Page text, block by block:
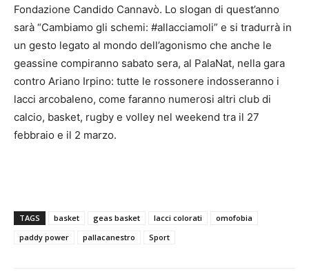
Fondazione Candido Cannavò. Lo slogan di quest’anno
sarà “Cambiamo gli schemi: #allacciamoli” e si tradurrà in
un gesto legato al mondo dell’agonismo che anche le
geassine compiranno sabato sera, al PalaNat, nella gara
contro Ariano Irpino: tutte le rossonere indosseranno i
lacci arcobaleno, come faranno numerosi altri club di
calcio, basket, rugby e volley nel weekend tra il 27
febbraio e il 2 marzo.
TAGS basket geas basket lacci colorati
omofobia
paddy power
pallacanestro Sport